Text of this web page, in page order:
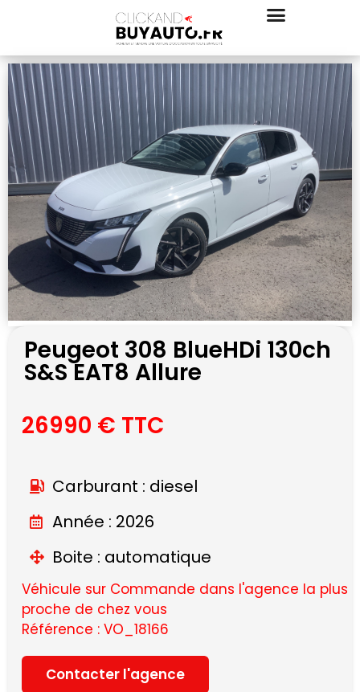
Peugeot 308 BlueHDi 130ch
S&S EAT8 Allure
26990 € TTC
Carburant : diesel
Année : 2026
Boite : automatique
Véhicule sur Commande dans l'agence la plus
proche de chez vous
Référence : VO_18166
Contacter l'agence